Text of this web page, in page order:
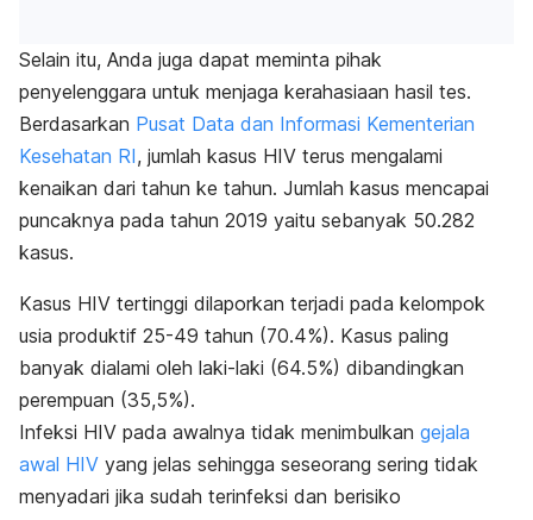
Selain itu, Anda juga dapat meminta pihak
penyelenggara untuk menjaga kerahasiaan hasil tes.
Berdasarkan Pusat Data dan Informasi Kementerian
Kesehatan RI, jumlah kasus HIV terus mengalami
kenaikan dari tahun ke tahun. Jumlah kasus mencapai
puncaknya pada tahun 2019 yaitu sebanyak 50.282
kasus.
Kasus HIV tertinggi dilaporkan terjadi pada kelompok
usia produktif 25-49 tahun (70.4%). Kasus paling
banyak dialami oleh laki-laki (64.5%) dibandingkan
perempuan (35,5%).
Infeksi HIV pada awalnya tidak menimbulkan gejala
awal HIV yang jelas sehingga seseorang sering tidak
menyadari jika sudah terinfeksi dan berisiko